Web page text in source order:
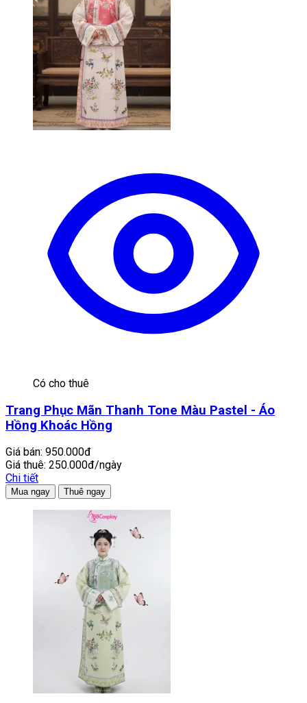
Có cho thuê
Trang Phục Mãn Thanh Tone Màu Pastel - Áo
Hồng Khoác Hồng
Giá bán: 950.000đ
Giá thuê: 250.000đ/ngày
Chi tiết
Mua ngay Thuê ngay